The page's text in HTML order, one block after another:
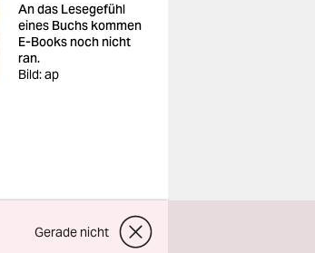
An das Lesegefühl
eines Buchs kommen
E-Books noch nicht
ran.
Bild: ap
Gerade nicht